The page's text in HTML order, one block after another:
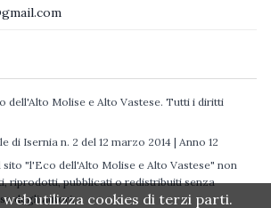
dell'Alto Molise e Alto Vastese. Tutti i diritti
di Isernia n. 2 del 12 marzo 2014 | Anno 12
"l'Eco dell'Alto Molise e Alto Vastese" non
riprodotti, pubblicati o redistribuiti senza
degli autori.
utilizza cookies di terzi parti.